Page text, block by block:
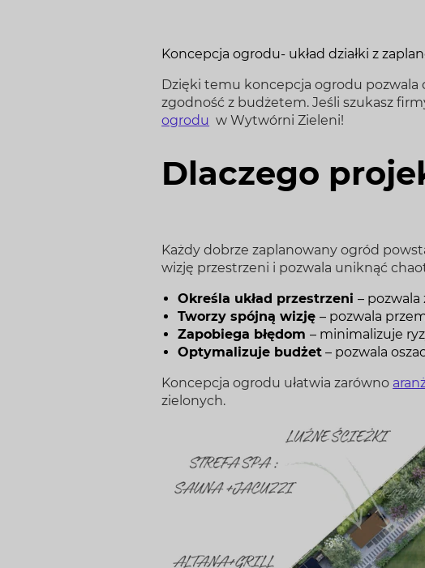
Koncepcja ogrodu- układ działki z
Dzięki temu koncepcja ogrodu pozwala
zgodność z budżetem. Jeśli szukasz
ogrodu w Wytwórni Zieleni!
Dlaczego
Każdy dobrze zaplanowany ogród
wizję przestrzeni i pozwala uniknąć
Określa układ przestrzeni–
Tworzy spójną wizję– pozwala
Zapobiega błędom– minimalizuje
Optymalizuje budżet – pozwala
Koncepcja ogrodu ułatwia zarówno
zielonych.